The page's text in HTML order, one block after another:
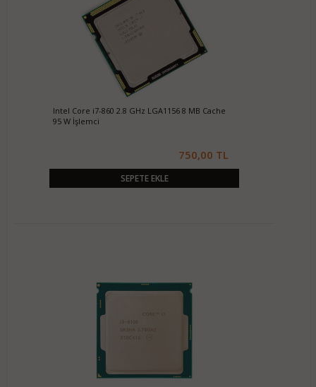
Intel Core i7-860 2.8 GHz LGA1156 8 MB Cache
95 W İşlemci
750,00 TL
SEPETE EKLE